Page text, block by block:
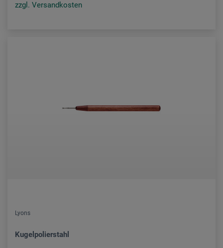
zzgl. Versandkosten
Lyons
Kugelpolierstahl